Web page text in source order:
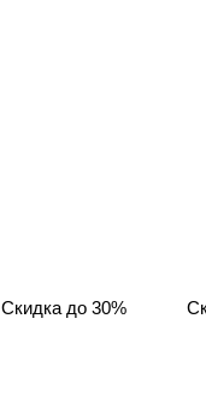
Скидка до 30%